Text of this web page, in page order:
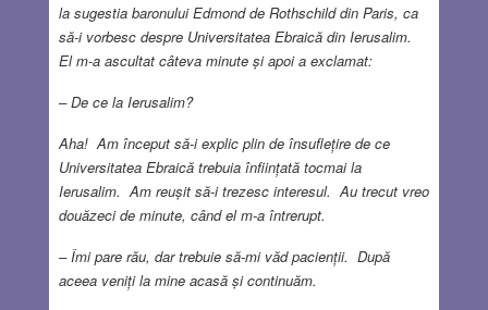
la sugestia baronului Edmond de Rothschild din Paris, ca
să-i vorbesc despre Universitatea Ebraică din Ierusalim.
El m-a ascultat câteva minute și apoi a exclamat:
– De ce la Ierusalim?
Aha! Am început să-i explic plin de însuflețire de ce
Universitatea Ebraică trebuia înființată tocmai la
Ierusalim. Am reușit să-i trezesc interesul. Au trecut vreo
douăzeci de minute, când el m-a întrerupt.
– Îmi pare rău, dar trebuie să-mi văd pacienții. După
aceea veniți la mine acasă și continuăm.